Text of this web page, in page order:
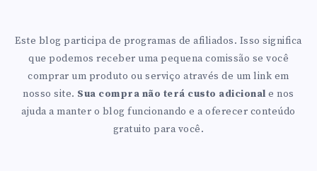
Este blog participa de programas de afiliados. Isso significa
que podemos receber uma pequena comissão se você
comprar um produto ou serviço através de um link em
nosso site. Sua compra não terá custo adicional e nos
ajuda a manter o blog funcionando e a oferecer conteúdo
gratuito para você.